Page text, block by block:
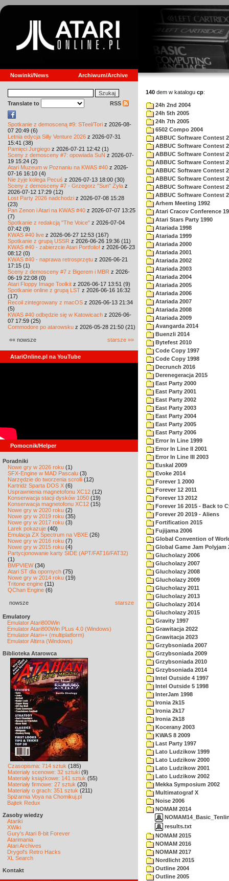
Nowinki/News Archiwum/Archive
Translate to RSS
Spotkanie z demosceną #9: STeel/Tori z 2026-08-
07 20:49 (6)
Letnia edycja Silly Venture 2026 z 2026-07-31
15:41 (38)
Pamięci Jurgiego z 2026-07-21 12:42 (1)
Sceny z demosceny #7: opowiada SuN z 2026-07-
19 15:24 (2)
Atari Muzeum w Poznaniu na KWAS #40 z 2026-
07-16 16:10 (4)
Nie żyje kolega Pecuś z 2026-07-13 18:00 (30)
Sceny z demosceny #7 - Grzegorz "Sun" Żyła z
2026-07-12 17:29 (12)
Lost Party 2026 nadchodzi z 2026-07-08 15:28
(23)
Pan Zenon i Atari na KWAS #40 z 2026-07-07 13:25
(7)
Spotkanie z redakcją "The Voice" z 2026-07-04
07:42 (9)
KWAS #40 live z 2026-06-27 12:53 (167)
Spotkanie z grupą USSR z 2026-06-26 19:36 (11)
KWAS #40 - zabierzcie Atari Portfolio! z 2026-06-23
08:12 (0)
KWAS #40 - naprawa retrosprzętu z 2026-06-21
17:15 (1)
Sceny z demosceny #7 z Bigerem i MBR z 2026-
06-19 22:08 (0)
Atari Floppy Image Toolkit z 2026-06-17 13:51 (9)
Spotkanie online z grupą LST z 2026-06-16 16:32
(17)
Recoil zintegrowany z macOS z 2026-06-13 21:34
(5)
KWAS #40 odbędzie się w Katowicach z 2026-06-
07 17:59 (25)
Commodore po atarowsku z 2026-05-28 21:50 (21)
«« nowsze starsze »»
AtariOnline.pl na YouTube
Pomocnik/Helper
Poradniki
Nowe gry w 2026 roku (1)
SFX-Engine w MAD Pascalu (3)
Narzędzie do tworzenia scrolli (12)
Kartridż Sparta DOS X (6)
Usprawnienia magnetofonu XC12 (12)
Konserwacja stacji dysków 1050 (19)
Konserwacja magnetofonu XC12 (15)
Nowe gry w 2020 roku (2)
Nowe gry w 2019 roku (35)
Nowe gry w 2017 roku (3)
Larek pokazuje (40)
Emulacja ZX Spectrum na VBXE (26)
Nowe gry w 2016 roku (7)
Nowe gry w 2015 roku (4)
Partycjonowanie karty SIDE (APT/FAT16/FAT32)
(1)
BMPVIEW(34)
Atari ST dla opornych (75)
Nowe gry w 2014 roku (19)
Tritone engine (11)
QChan Engine (6)
nowsze starsze
Emulatory
Emulator Atari800Win
Emulator Atari800Win PLus 4.0 (Windows)
Emulator Atari++ (multiplatform)
Emulator Altirra (Windows)
Biblioteka Atarowca
Czasopisma: 714 sztuk (185)
Materiały scenowe: 32 sztuki (9)
Materiały książkowe: 141 sztuk (55)
Materiały firmowe: 27 sztuk (20)
Materiały o grach: 351 sztuk (211)
Spiżarnia Voya na Chomikuj.pl
Bajtek Redux
Zasoby wiedzy
Atariki
XWiki
Gury's Atari 8-bit Forever
Atarimania
Atari Archives
Drygol's Retro Hacks
XL Search
Kontakt
140 dem w katalogu cp:
24h 2nd 2004
24h 5th 2005
24h 7th 2005
6502 Compo 2004
ABBUC Software Contest
ABBUC Software Contest
ABBUC Software Contest
ABBUC Software Contest
ABBUC Software Contest
ABBUC Software Contest
ABBUC Software Contest
ABBUC Software Contest
Arhem Meeting 1992
Atari Cracov Conference
Atari Stars Party 1990
Atariada 1998
Atariada 1999
Atariada 2000
Atariada 2001
Atariada 2002
Atariada 2003
Atariada 2004
Atariada 2005
Atariada 2006
Atariada 2007
Atariada 2008
Atariada 2009
Avangarda 2014
Buenzli 2014
Bytefest 2010
Code Copy 1997
Code Copy 1998
Decrunch 2016
Derenegeracja 2015
East Party 2000
East Party 2001
East Party 2002
East Party 2003
East Party 2004
East Party 2005
East Party 2006
Error In Line 1999
Error In Line II 2001
Error In Line III 2003
Euskal 2009
Evoke 2014
Forever 1 2000
Forever 12 2011
Forever 13 2012
Forever 16 2015 - Back to
Forever 20 2019 - Aliens
Fortification 2015
Fujijama 2006
Global Convention of
Global Game Jam Polyjam
Glucholazy 2006
Glucholazy 2007
Glucholazy 2008
Glucholazy 2009
Glucholazy 2011
Glucholazy 2013
Glucholazy 2014
Glucholazy 2015
Gravity 1997
Grawitacja 2022
Grawitacja 2023
Grzybsoniada 2007
Grzybsoniada 2009
Grzybsoniada 2010
Grzybsoniada 2014
Intel Outside 4 1997
Intel Outside 5 1998
InterJam 1998
Ironia 2k15
Ironia 2k17
Ironia 2k18
Kocerany 2003
KWAS 8 2009
Last Party 1997
Lato Ludzikow 1999
Lato Ludzikow 2000
Lato Ludzikow 2001
Lato Ludzikow 2002
Mekka Symposium 2002
Multimatograf X
Noise 2006
NOMAM 2014
results.txt
NOMAM 2015
NOMAM 2016
NOMAM 2017
Nordlicht 2015
Outline 2004
Outline 2005